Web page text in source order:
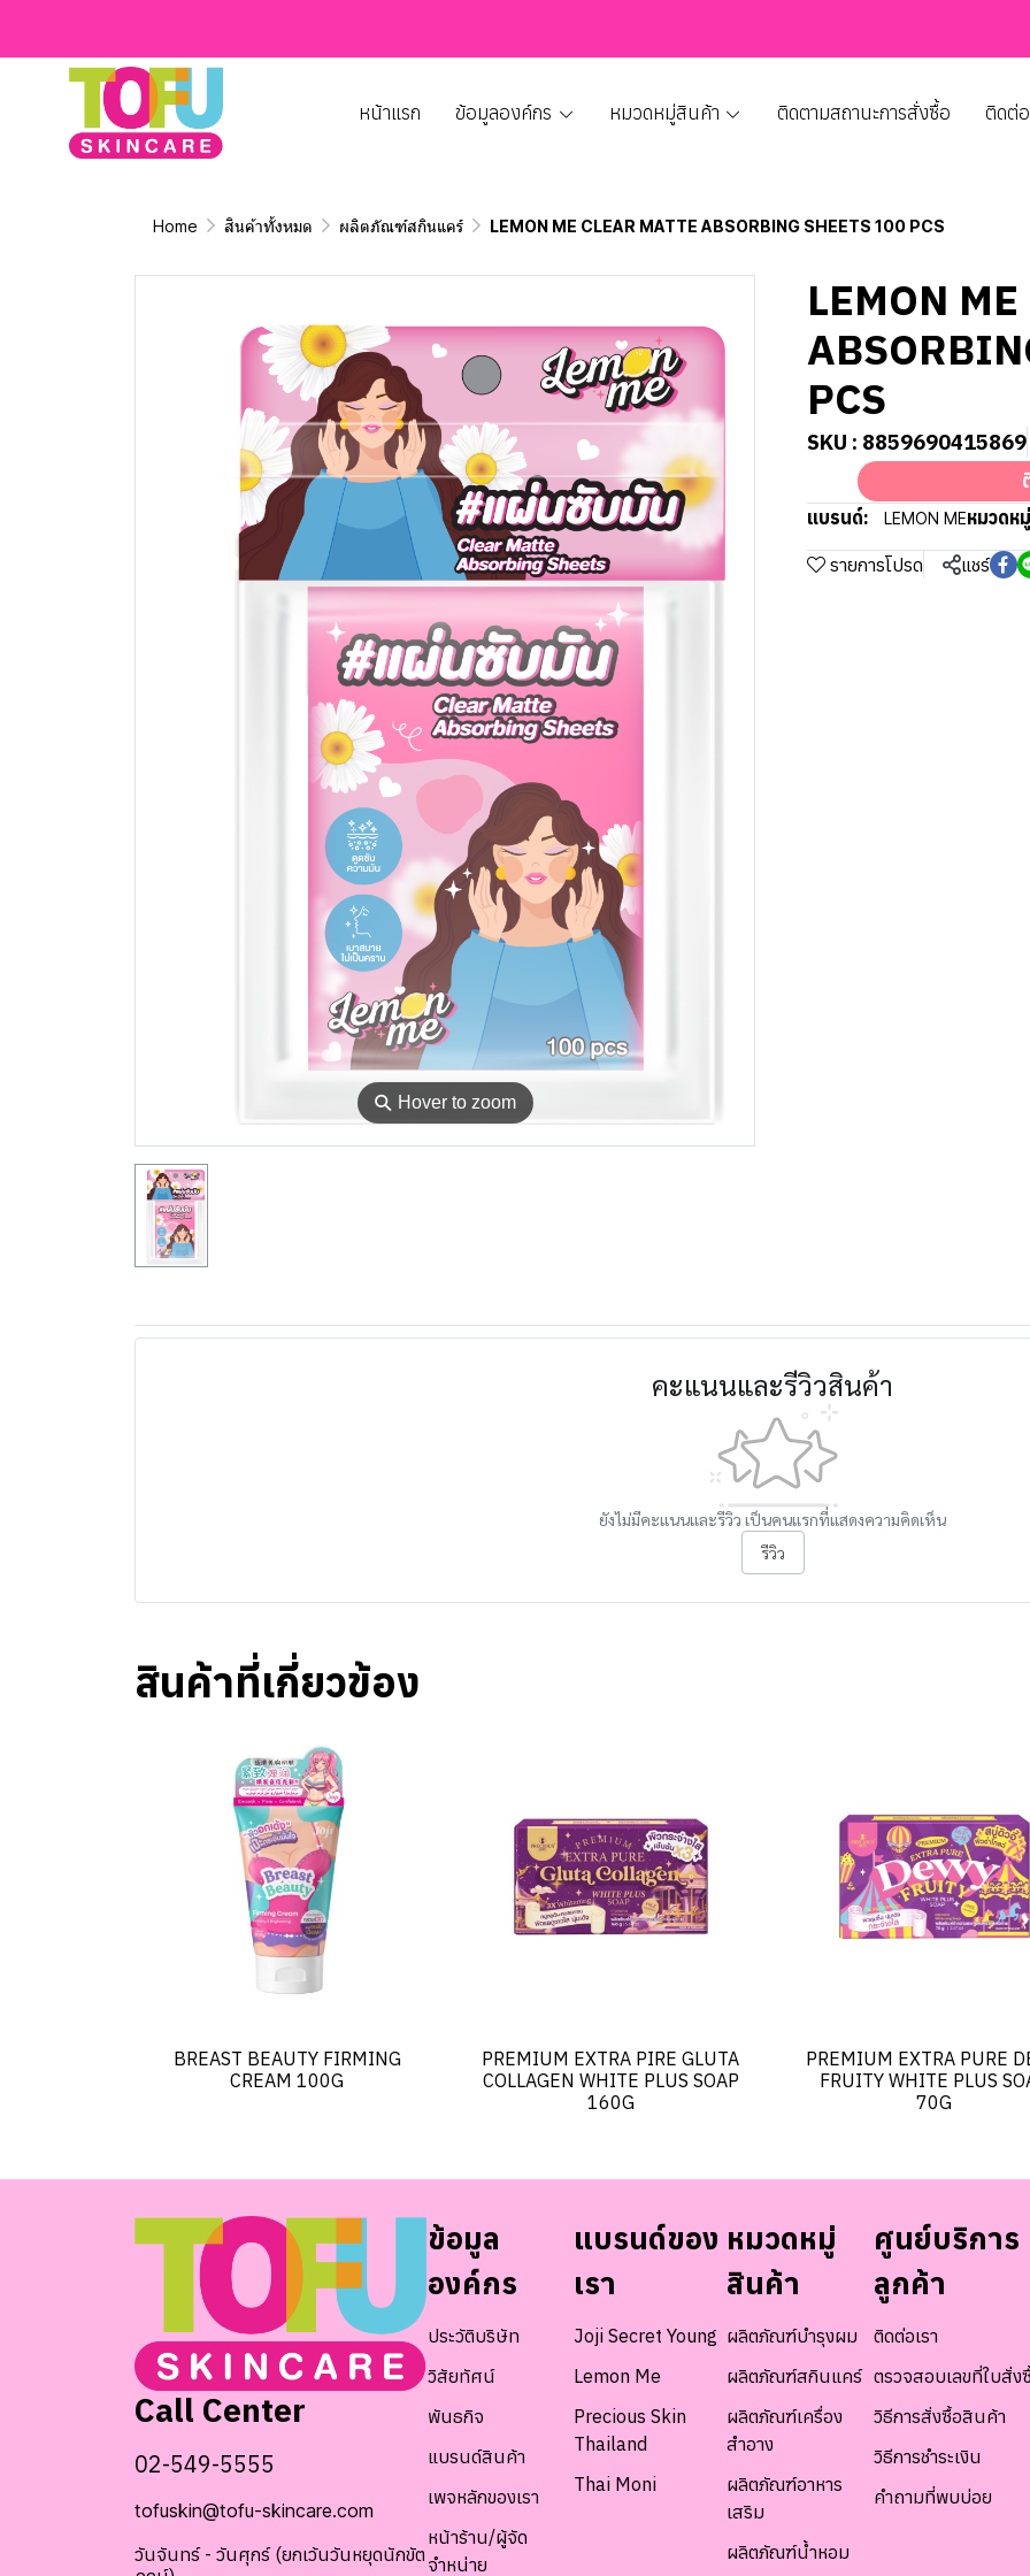
หน้าแรก ข้อมูลองค์กร หมวดหมู่สินค้า ติดตามสถานะการสั่งซื้อ ติดต่อ
Home สินค้าทั้งหมด ผลิตภัณฑ์สกินแคร์ LEMON ME CLEAR MATTE ABSORBING SHEETS 100 PCS
⚲ Hover to zoom
LEMON
PCS
SKU : 8859690415869
แบรนด์:
LEMON MEหมวดห
รายการโปรด แชร์
คะแนนและรีวิวสินค้า
ยังไม่มีคะแนนและรีวิว เป็นคนแรกที่แสดงความคิดเห็น
รีวิว
สินค้าที่เกี่ยวข้อง
BREAST BEAUTY FIRMING
CREAM 100G
PREMIUM EXTRA PIRE GLUTA
COLLAGEN WHITE PLUS SOAP
160G
PREMIUM EXTRA PURE
FRUITY WHITE PLUS
70G
Call Center
02-549-5555
tofuskin@tofu-skincare.com
วันจันทร์ - วันศุกร์ (ยกเว้นวันหยุดนักขัต
ข้อมูล
องค์กร
ประวัติบริษัท
วิสัยทัศน์
พันธกิจ
แบรนด์สินค้า
เพจหลักของเรา
หน้าร้าน/ผู้จัด
จำหน่าย
แบรนด์ของ
เรา
Joji Secret Young
Lemon Me
Precious Skin
Thailand
Thai Moni
หมวดหมู่
สินค้า
ผลิตภัณฑ์บำรุงผม
ผลิตภัณฑ์สกินแคร์
ผลิตภัณฑ์เครื่อง
สำอาง
ผลิตภัณฑ์อาหาร
เสริม
ผลิตภัณฑ์น้ำหอม
ศูนย์บริการ
ลูกค้า
ติดต่อเรา
ตรวจสอบเลขที่ใบสั่ง
วิธีการสั่งซื้อสินค้า
วิธีการชำระเงิน
คำถามที่พบบ่อย